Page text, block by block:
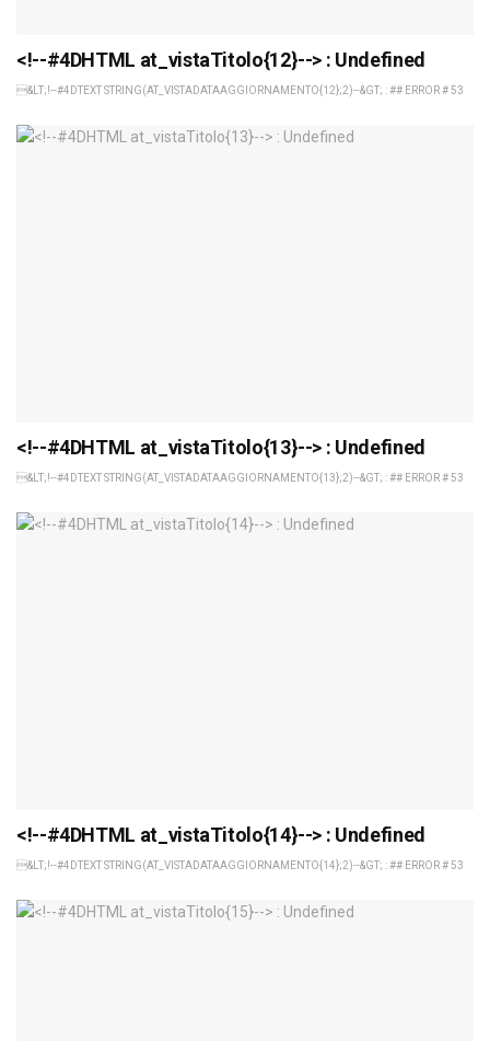
<!--#4DHTML at_vistaTitolo{12}--> : Undefined
&LT;!--#4DTEXT STRING(AT_VISTADATAAGGIORNAMENTO{12};2)--&GT; : ## ERROR # 53
<!--#4DHTML at_vistaTitolo{13}--> : Undefined
&LT;!--#4DTEXT STRING(AT_VISTADATAAGGIORNAMENTO{13};2)--&GT; : ## ERROR # 53
<!--#4DHTML at_vistaTitolo{14}--> : Undefined
&LT;!--#4DTEXT STRING(AT_VISTADATAAGGIORNAMENTO{14};2)--&GT; : ## ERROR # 53